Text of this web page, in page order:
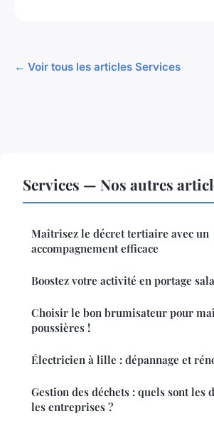
← Voir tous les articles Services
Services — Nos autres
Maîtrisez le décret tertiaire avec un
accompagnement efficace
Boostez votre activité en portage
Choisir le bon brumisateur pour
poussières !
Électricien à lille : dépannage et
Gestion des déchets : quels sont les
les entreprises ?